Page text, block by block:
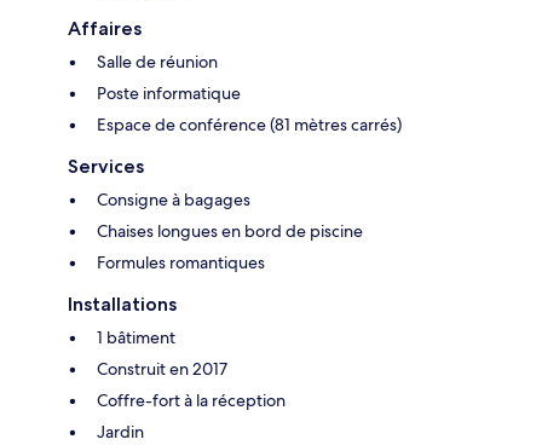
Affaires
Salle de réunion
Poste informatique
Espace de conférence (81 mètres carrés)
Services
Consigne à bagages
Chaises longues en bord de piscine
Formules romantiques
Installations
1 bâtiment
Construit en 2017
Coffre-fort à la réception
Jardin